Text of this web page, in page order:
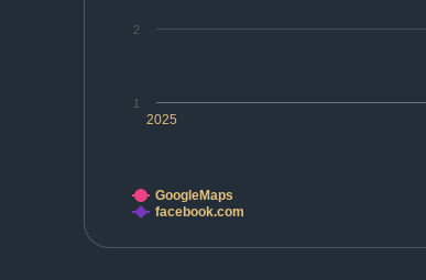
2025
1
2
GoogleMaps
facebook.com